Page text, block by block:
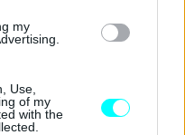
my
Use,
of my
with the